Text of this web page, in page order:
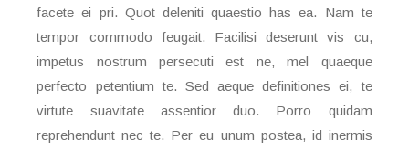
facete ei pri. Quot deleniti quaestio has ea. Nam te
tempor commodo feugait. Facilisi deserunt vis cu,
impetus nostrum persecuti est ne, mel quaeque
perfecto petentium te. Sed aeque definitiones ei, te
virtute suavitate assentior duo. Porro quidam
reprehendunt nec te. Per eu unum postea, id inermis